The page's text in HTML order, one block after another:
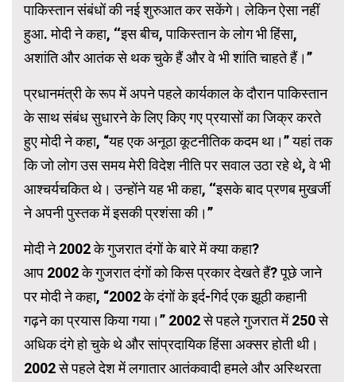
पाकिस्तान संबंधों की नई शुरुआत कर सकेंगे। लेकिन ऐसा नहीं
हुआ. मोदी ने कहा, ‘‘इस बीच, पाकिस्तान के लोग भी हिंसा,
अशांति और आतंक से थक चुके हैं और वे भी शांति चाहते हैं।’’
प्रधानमंत्री के रूप में अपने पहले कार्यकाल के दौरान पाकिस्तान
के साथ संबंध सुधारने के लिए किए गए प्रयासों का जिक्र करते
हुए मोदी ने कहा, “यह एक अनूठा कूटनीतिक कदम था।” यहां तक
​​कि जो लोग उस समय मेरी विदेश नीति पर सवाल उठा रहे थे, वे भी
आश्चर्यचकित थे। उन्होंने यह भी कहा, ‘‘इसके बाद प्रणब मुखर्जी
ने अपनी पुस्तक में इसकी प्रशंसा की।’’
मोदी ने 2002 के गुजरात दंगों के बारे में क्या कहा?
आप 2002 के गुजरात दंगों को किस प्रकार देखते हैं? पूछे जाने
पर मोदी ने कहा, “2002 के दंगों के इर्द-गिर्द एक झूठी कहानी
गढ़ने का प्रयास किया गया।” 2002 से पहले गुजरात में 250 से
अधिक दंगे हो चुके थे और सांप्रदायिक हिंसा अक्सर होती थी।
2002 से पहले देश में लगातार आतंकवादी हमले और अस्थिरता